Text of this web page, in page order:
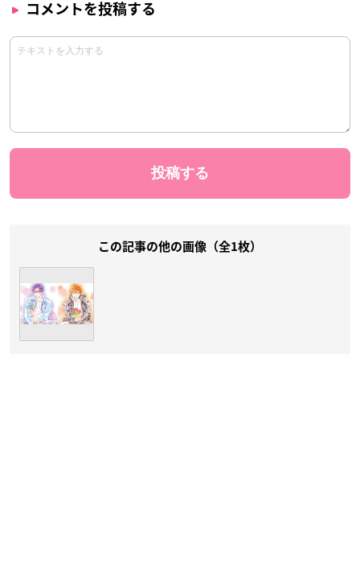
コメントを投稿する
この記事の他の画像（全1枚）